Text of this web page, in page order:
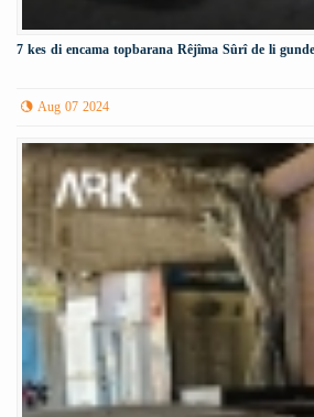
7 kes di encama topbarana Rêjîma Sûrî de li
Aug 07 2024